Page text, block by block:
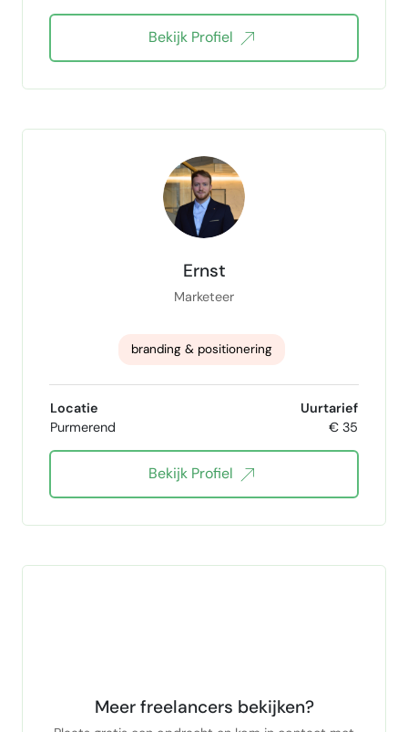
content marketing strategie
marketeer marketing
projectmanagement
Bekijk Profiel
Ernst
Marketeer
branding & positionering
Klantpsychologie in advertenties
Locatie
Purmerend
Uurtarief
€ 35
Bekijk Profiel
Meer freelancers bekijken?